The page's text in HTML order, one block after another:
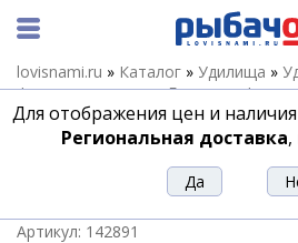
lovisnami.ru » Каталог » Удилища »
Фидерные удилища Forsage»
Arm PRO»Запасной хлыстик Big
3.9m 120G
Запасной хлыстик Big
Tip For 2OZ 3.9m 120G
Артикул: 142891
Для отображения цен и
Региональная доставка